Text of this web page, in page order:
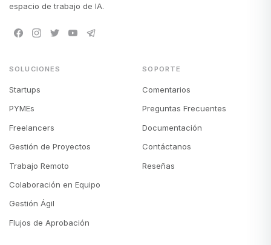
espacio de trabajo de IA.
SOLUCIONES
Startups
PYMEs
Freelancers
Gestión de Proyectos
Trabajo Remoto
Colaboración en Equipo
Gestión Ágil
Flujos de Aprobación
SOPORTE
Comentarios
Preguntas Frecuentes
Documentación
Contáctanos
Reseñas